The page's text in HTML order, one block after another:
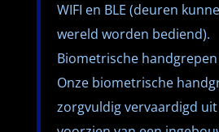
WIFI en BLE (deuren
wereld worden bediend).
Biometrische handgrepen
Onze biometrische
zorgvuldig vervaardigd